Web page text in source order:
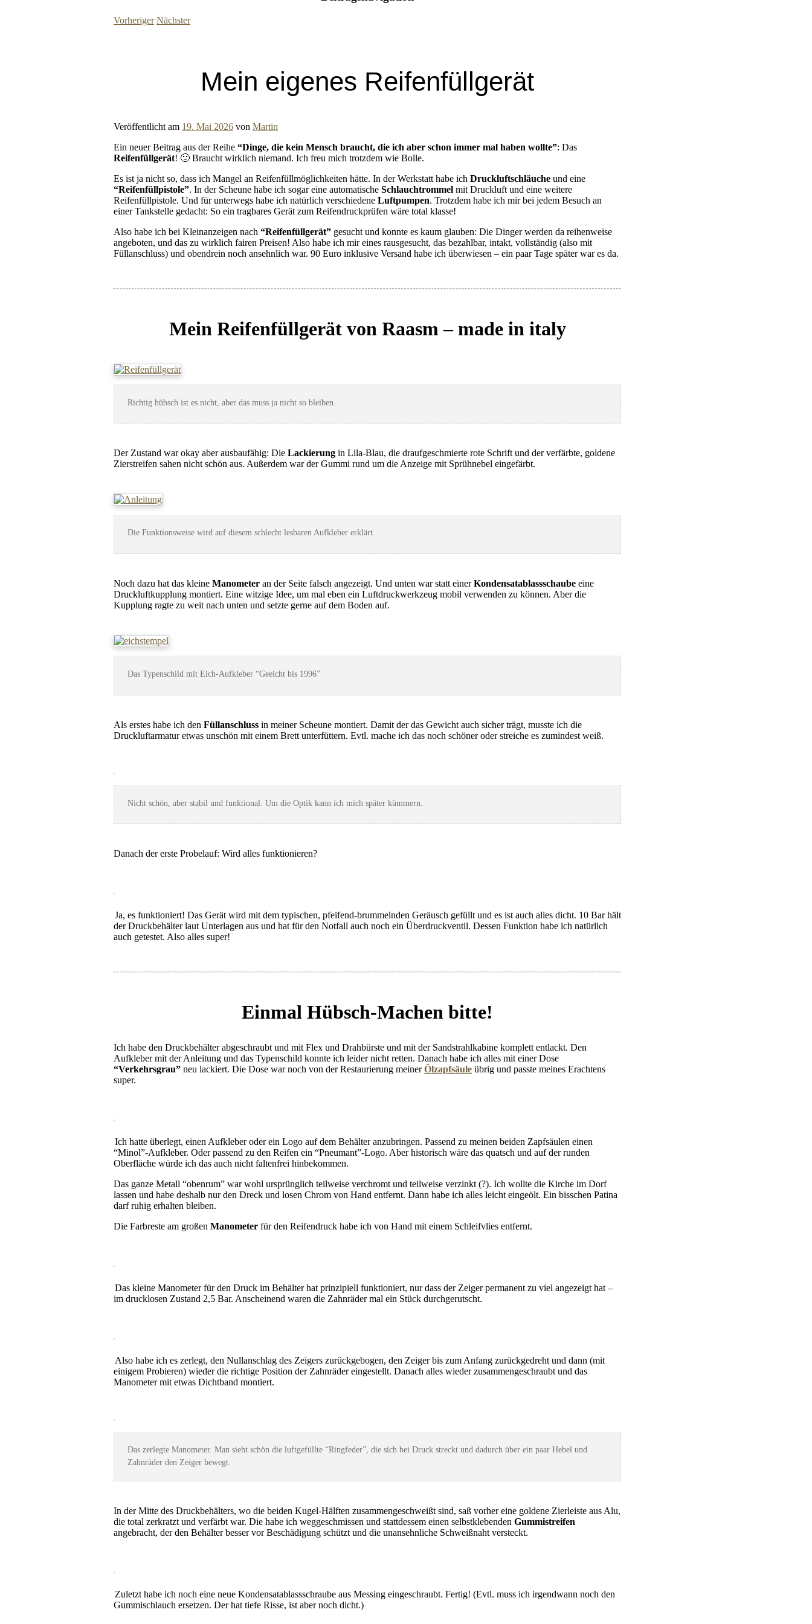
Vorheriger Nächster
Mein eigenes Reifenfüllgerät
Veröffentlicht am 19. Mai 2026 von Martin
Ein neuer Beitrag aus der Reihe “Dinge, die kein Mensch braucht, die ich aber schon immer mal haben wollte”: Das
Reifenfüllgerät! 🙂 Braucht wirklich niemand. Ich freu mich trotzdem wie Bolle.
Es ist ja nicht so, dass ich Mangel an Reifenfüllmöglichkeiten hätte. In der Werkstatt habe ich Druckluftschläuche und eine
“Reifenfüllpistole”. In der Scheune habe ich sogar eine automatische Schlauchtrommel mit Druckluft und eine weitere
Reifenfüllpistole. Und für unterwegs habe ich natürlich verschiedene Luftpumpen. Trotzdem habe ich mir bei jedem Besuch an
einer Tankstelle gedacht: So ein tragbares Gerät zum Reifendruckprüfen wäre total klasse!
Also habe ich bei Kleinanzeigen nach “Reifenfüllgerät” gesucht und konnte es kaum glauben: Die Dinger werden da reihenweise
angeboten, und das zu wirklich fairen Preisen! Also habe ich mir eines rausgesucht, das bezahlbar, intakt, vollständig (also mit
Füllanschluss) und obendrein noch ansehnlich war. 90 Euro inklusive Versand habe ich überwiesen – ein paar Tage später war es da.
Mein Reifenfüllgerät von Raasm – made in italy
Richtig hübsch ist es nicht, aber das muss ja nicht so bleiben.
Der Zustand war okay aber ausbaufähig: Die Lackierung in Lila-Blau, die draufgeschmierte rote Schrift und der verfärbte, goldene
Zierstreifen sahen nicht schön aus. Außerdem war der Gummi rund um die Anzeige mit Sprühnebel eingefärbt.
Die Funktionsweise wird auf diesem schlecht lesbaren Aufkleber erklärt.
Noch dazu hat das kleine Manometer an der Seite falsch angezeigt. Und unten war statt einerKondensatablassschaube eine
Druckluftkupplung montiert. Eine witzige Idee, um mal eben ein Luftdruckwerkzeug mobil verwenden zu können. Aber die
Kupplung ragte zu weit nach unten und setzte gerne auf dem Boden auf.
Das Typenschild mit Eich-Aufkleber “Geeicht bis 1996”
Als erstes habe ich den Füllanschluss in meiner Scheune montiert. Damit der das Gewicht auch sicher trägt, musste ich die
Druckluftarmatur etwas unschön mit einem Brett unterfüttern. Evtl. mache ich das noch schöner oder streiche es zumindest weiß.
Nicht schön, aber stabil und funktional. Um die Optik kann ich mich später kümmern.
Danach der erste Probelauf: Wird alles funktionieren?
Ja, es funktioniert! Das Gerät wird mit dem typischen, pfeifend-brummelnden Geräusch gefüllt und es ist auch alles dicht. 10 Bar hält
der Druckbehälter laut Unterlagen aus und hat für den Notfall auch noch ein Überdruckventil. Dessen Funktion habe ich natürlich
auch getestet. Also alles super!
Einmal Hübsch-Machen bitte!
Ich habe den Druckbehälter abgeschraubt und mit Flex und Drahbürste und mit der Sandstrahlkabine komplett entlackt. Den
Aufkleber mit der Anleitung und das Typenschild konnte ich leider nicht retten. Danach habe ich alles mit einer Dose
“Verkehrsgrau” neu lackiert. Die Dose war noch von der Restaurierung meinerÖlzapfsäule übrig und passte meines Erachtens
super.
Ich hatte überlegt, einen Aufkleber oder ein Logo auf dem Behälter anzubringen. Passend zu meinen beiden Zapfsäulen einen
“Minol”-Aufkleber. Oder passend zu den Reifen ein “Pneumant”-Logo. Aber historisch wäre das quatsch und auf der runden
Oberfläche würde ich das auch nicht faltenfrei hinbekommen.
Das ganze Metall “obenrum” war wohl ursprünglich teilweise verchromt und teilweise verzinkt (?). Ich wollte die Kirche im Dorf
lassen und habe deshalb nur den Dreck und losen Chrom von Hand entfernt. Dann habe ich alles leicht eingeölt. Ein bisschen Patina
darf ruhig erhalten bleiben.
Die Farbreste am großen Manometer für den Reifendruck habe ich von Hand mit einem Schleifvlies entfernt.
Das kleine Manometer für den Druck im Behälter hat prinzipiell funktioniert, nur dass der Zeiger permanent zu viel angezeigt hat –
im drucklosen Zustand 2,5 Bar. Anscheinend waren die Zahnräder mal ein Stück durchgerutscht.
Also habe ich es zerlegt, den Nullanschlag des Zeigers zurückgebogen, den Zeiger bis zum Anfang zurückgedreht und dann (mit
einigem Probieren) wieder die richtige Position der Zahnräder eingestellt. Danach alles wieder zusammengeschraubt und das
Manometer mit etwas Dichtband montiert.
Das zerlegte Manometer. Man sieht schön die luftgefüllte “Ringfeder”, die sich bei Druck streckt und dadurch über ein paar Hebel und
Zahnräder den Zeiger bewegt.
In der Mitte des Druckbehälters, wo die beiden Kugel-Hälften zusammengeschweißt sind, saß vorher eine goldene Zierleiste aus Alu,
die total zerkratzt und verfärbt war. Die habe ich weggeschmissen und stattdessem einen selbstklebenden Gummistreifen
angebracht, der den Behälter besser vor Beschädigung schützt und die unansehnliche Schweißnaht versteckt.
Zuletzt habe ich noch eine neue Kondensatablassschraube aus Messing eingeschraubt. Fertig! (Evtl. muss ich irgendwann noch den
Gummischlauch ersetzen. Der hat tiefe Risse, ist aber noch dicht.)